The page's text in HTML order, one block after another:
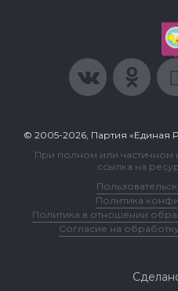
© 2005-2026, Партия «Единая
При полном или частичном
ссылка на
Политика
Политика в отношении
Согласие на